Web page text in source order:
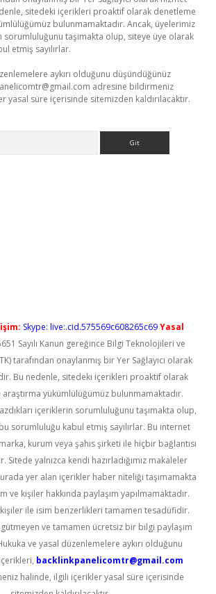
sitedeki içerikleri proaktif olarak denetleme
bulunmamaktadır. Ancak, üyelerimiz
sorumluluğunu taşımakta olup, siteye üye olarak
etmiş sayılırlar.
aykırı olduğunu düşündüğünüz
adresine bildirmeniz
yasal süre içerisinde sitemizden kaldırılacaktır.
Skype: live:.cid.575569c608265c69Yasal
Sayılı Kanun gereğince Bilgi Teknolojileri ve
tarafından onaylanmış bir Yer Sağlayıcı olarak
Bu nedenle, sitedeki içerikleri proaktif olarak
yükümlülüğümüz bulunmamaktadır.
içeriklerin sorumluluğunu taşımakta olup,
sorumluluğu kabul etmiş sayılırlar. Bu internet
kurum veya şahıs şirketi ile hiçbir bağlantısı
Sitede yalnızca kendi hazırladığımız makaleler
yer alan içerikler haber niteliği taşımamakta
ve kişiler hakkında paylaşım yapılmamaktadır.
ile isim benzerlikleri tamamen tesadüfidir.
gütmeyen ve tamamen ücretsiz bir bilgi paylaşım
ve yasal düzenlemelere aykırı olduğunu
backlinkpanelicomtr@gmail.com
halinde, ilgili içerikler yasal süre içerisinde